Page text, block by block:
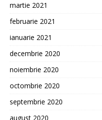
martie 2021
februarie 2021
ianuarie 2021
decembrie 2020
noiembrie 2020
octombrie 2020
septembrie 2020
august 2020